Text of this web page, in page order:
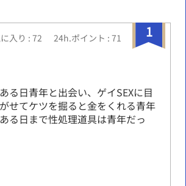
1
入り : 72 24h.ポイント : 71
る日青年と出会い、ゲイSEXに目
せてケツを掘ると金をくれる青年
る日まで性処理道具は青年だっ